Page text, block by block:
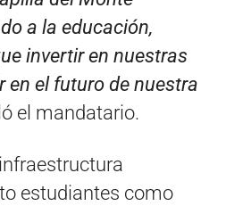
a la educación,
invertir en nuestras
en el futuro de nuestra
el mandatario.
estudiantes como